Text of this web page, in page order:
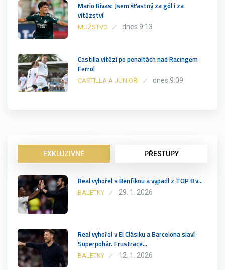
Mario Rivas: Jsem šťastný za gól i za
vítězství
MUŽSTVO dnes 9:13
Castilla vítězí po penaltách nad Racingem
Ferrol
CASTILLA A JUNIOŘI dnes 9:09
EXKLUZIVNĚ PŘESTUPY
Real vyhořel s Benfikou a vypadl z TOP 8 v…
BALETKY 29. 1. 2026
Real vyhořel v El Clásiku a Barcelona slaví
Superpohár. Frustrace…
BALETKY 12. 1. 2026